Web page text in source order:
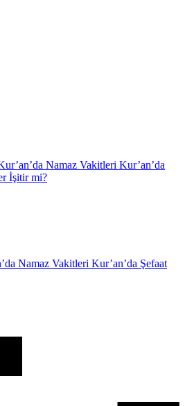
Namaz Vakitleri Kur’an’da
İşitir mi?
Namaz Vakitleri Kur’an’da Şefaat